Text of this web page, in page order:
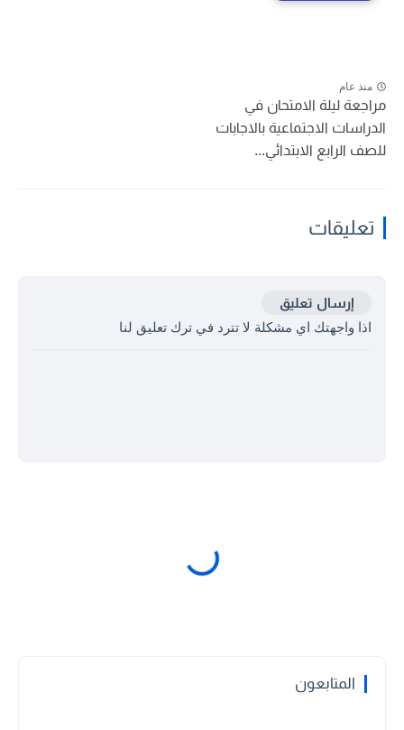
منذ عام
مراجعة ليلة الامتحان في
الدراسات الاجتماعية بالاجابات
للصف الرابع الابتدائي...
تعليقات
إرسال تعليق
اذا واجهتك اي مشكلة لا تترد في ترك تعليق لنا
المتابعون